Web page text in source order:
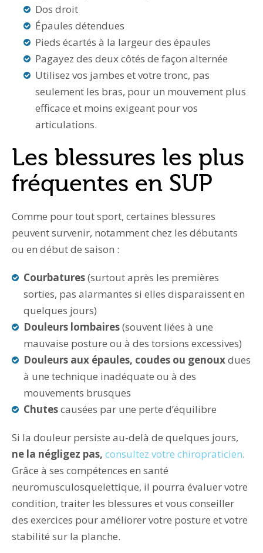
Dos droit
Épaules détendues
Pieds écartés à la largeur des épaules
Pagayez des deux côtés de façon alternée
Utilisez vos jambes et votre tronc, pas
seulement les bras, pour un mouvement plus
efficace et moins exigeant pour vos
articulations.
Les blessures les plus
fréquentes en SUP
Comme pour tout sport, certaines blessures
peuvent survenir, notamment chez les débutants
ou en début de saison :
Courbatures(surtout après les premières
sorties, pas alarmantes si elles disparaissent en
quelques jours)
Douleurs lombaires(souvent liées à une
mauvaise posture ou à des torsions excessives)
Douleurs aux épaules, coudes ou genouxdues
à une technique inadéquate ou à des
mouvements brusques
Chutescausées par une perte d’équilibre
Si la douleur persiste au-delà de quelques jours,
ne la négligez pas, consultez votre chiropraticien.
Grâce à ses compétences en santé
neuromusculosquelettique, il pourra évaluer votre
condition, traiter les blessures et vous conseiller
des exercices pour améliorer votre posture et votre
stabilité sur la planche.